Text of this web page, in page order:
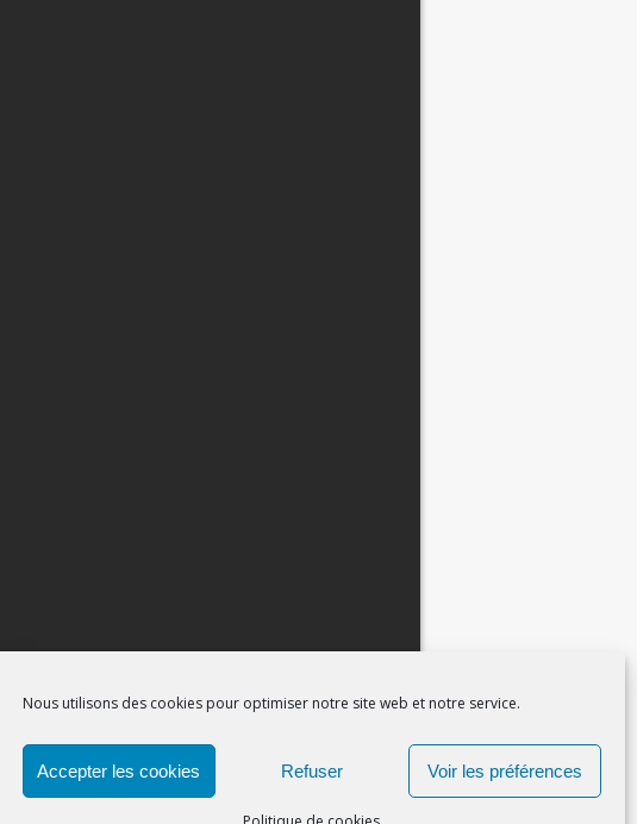
Nous utilisons des cookies pour optimiser notre site web et notre service.
Accepter les cookies Refuser Voir les préférences